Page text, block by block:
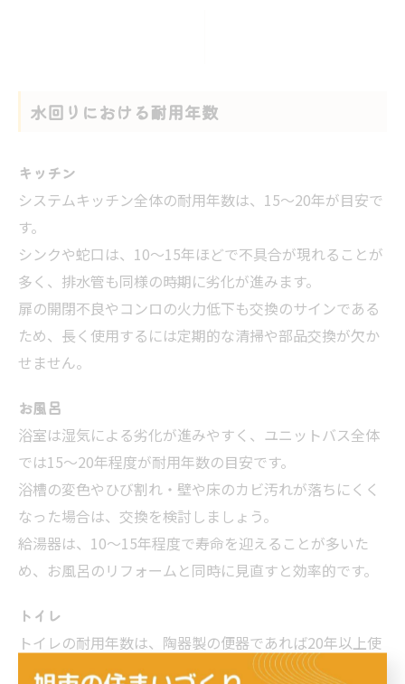
水回りにおける耐用年数
キッチン
システムキッチン全体の耐用年数は、15〜20年が目安で
す。
シンクや蛇口は、10〜15年ほどで不具合が現れることが
多く、排水管も同様の時期に劣化が進みます。
扉の開閉不良やコンロの火力低下も交換のサインである
ため、長く使用するには定期的な清掃や部品交換が欠か
せません。
お風呂
浴室は湿気による劣化が進みやすく、ユニットバス全体
では15〜20年程度が耐用年数の目安です。
浴槽の変色やひび割れ・壁や床のカビ汚れが落ちにくく
なった場合は、交換を検討しましょう。
給湯器は、10〜15年程度で寿命を迎えることが多いた
め、お風呂のリフォームと同時に見直すと効率的です。
トイレ
トイレの耐用年数は、陶器製の便器であれば20年以上使
用できる場合もあります。